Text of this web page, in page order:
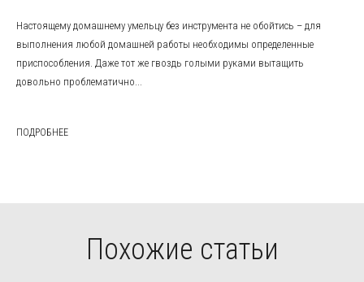
Настоящему домашнему умельцу без инструмента не обойтись – для
выполнения любой домашней работы необходимы определенные
приспособления. Даже тот же гвоздь голыми руками вытащить
довольно проблематично...
ПОДРОБНЕЕ
Похожие статьи